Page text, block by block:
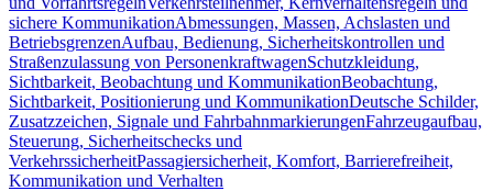
sichere KommunikationAbmessungen, Massen, Achslasten und
BetriebsgrenzenAufbau, Bedienung, Sicherheitskontrollen und
Straßenzulassung von PersonenkraftwagenSchutzkleidung,
Sichtbarkeit, Beobachtung und KommunikationBeobachtung,
Sichtbarkeit, Positionierung und KommunikationDeutsche Schilder,
Zusatzzeichen, Signale und FahrbahnmarkierungenFahrzeugaufbau,
Steuerung, Sicherheitschecks und
VerkehrssicherheitPassagiersicherheit, Komfort, Barrierefreiheit,
Kommunikation und Verhalten